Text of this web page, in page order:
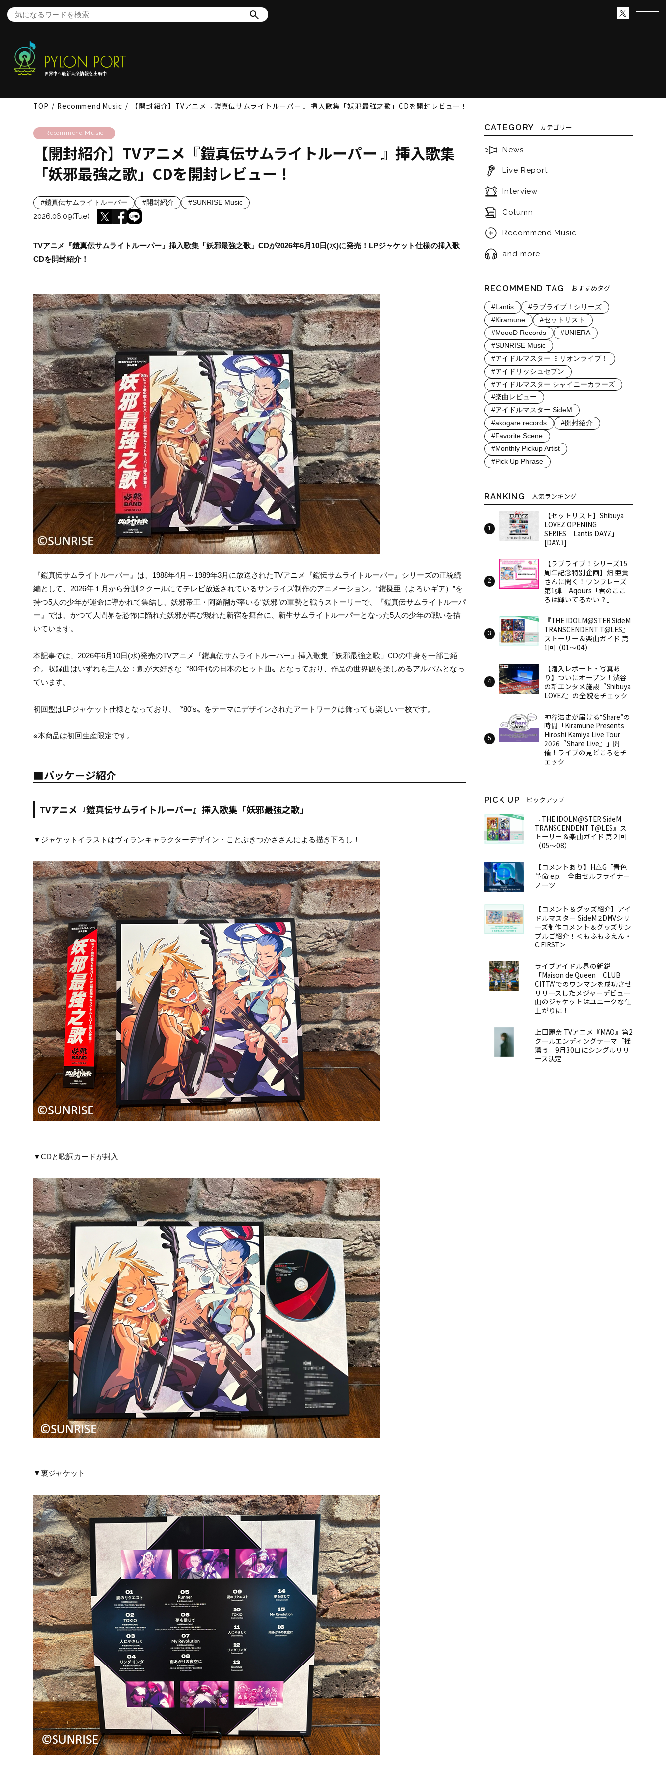
世界中へ最新音楽情報を出航中！
TOP Recommend Music 【開封紹介】TVアニメ『鎧真伝サムライトルーパー 』挿入歌集「妖邪最強之歌」CDを開封レビュー！
Recommend Music
【開封紹介】TVアニメ『鎧真伝サムライトルーパー 』挿入歌集
「妖邪最強之歌」CDを開封レビュー！
#鎧真伝サムライトルーパー #開封紹介 #SUNRISE Music
2026.06.09(Tue)
TVアニメ『鎧真伝サムライトルーパー』挿入歌集「妖邪最強之歌」CDが2026年6月10日(水)に発売！LPジャケット仕様の挿入歌
CDを開封紹介！
『鎧真伝サムライトルーパー』は、1988年4月～1989年3月に放送されたTVアニメ『鎧伝サムライトルーパー』シリーズの正統続
編として、2026年１月から分割２クールにてテレビ放送されているサンライズ制作のアニメーション。“鎧擬亜（よろいギア）”を
持つ5人の少年が運命に導かれて集結し、妖邪帝王・阿羅醐が率いる“妖邪”の軍勢と戦うストーリーで、『鎧真伝サムライトルーパ
ー』では、かつて人間界を恐怖に陥れた妖邪が再び現れた新宿を舞台に、新生サムライトルーパーとなった5人の少年の戦いを描
いています。
本記事では、2026年6月10日(水)発売のTVアニメ『鎧真伝サムライトルーパー』挿入歌集「妖邪最強之歌」CDの中身を一部ご紹
介。収録曲はいずれも主人公：凱が大好きな〝80年代の日本のヒット曲〟となっており、作品の世界観を楽しめるアルバムとなっ
ています。
初回盤はLPジャケット仕様となっており、〝80's〟をテーマにデザインされたアートワークは飾っても楽しい一枚です。
※本商品は初回生産限定です。
■パッケージ紹介
TVアニメ『鎧真伝サムライトルーパー』挿入歌集「妖邪最強之歌」
▼ジャケットイラストはヴィランキャラクターデザイン・ことぶきつかささんによる描き下ろし！
▼CDと歌詞カードが封入
▼裏ジャケット
CATEGORY カテゴリー
News
Live Report
Interview
Column
Recommend Music
and more
RECOMMEND TAG おすすめタグ
#Lantis
#ラブライブ！シリーズ
#Kiramune
#セットリスト
#MoooD Records
#UNIERA
#SUNRISE Music
#アイドルマスター ミリオンライブ！
#アイドリッシュセブン
#アイドルマスター シャイニーカラーズ
#楽曲レビュー
#アイドルマスター SideM
#akogare records
#開封紹介
#Favorite Scene
#Monthly Pickup Artist
#Pick Up Phrase
RANKING 人気ランキング
【セットリスト】Shibuya
LOVEZ OPENING
SERIES「Lantis DAYZ」
[DAY.1]
【ラブライブ！シリーズ15
周年記念特別企画】畑 亜貴
さんに聞く！ワンフレーズ
第1弾｜Aqours「君のここ
ろは輝いてるかい？」
『THE IDOLM@STER SideM
TRANSCENDENT T@LES』
ストーリー＆楽曲ガイド 第
1回（01～04）
【潜入レポート・写真あ
り】ついにオープン！渋谷
の新エンタメ施設『Shibuya
LOVEZ』の全貌をチェック
神谷浩史が届ける“Share”の
時間――「Kiramune Presents
Hiroshi Kamiya Live Tour
2026『Share Live』」開
催！ライブの見どころをチ
ェック
PICK UP ピックアップ
『THE IDOLM@STER SideM
TRANSCENDENT T@LES』ス
トーリー＆楽曲ガイド 第２回
（05～08）
【コメントあり】H△G「青色
革命 e.p.」全曲セルフライナー
ノーツ
【コメント＆グッズ紹介】アイ
ドルマスター SideM 2DMVシリ
ーズ制作コメント＆グッズサン
プルご紹介！＜もふもふえん・
C.FIRST＞
ライブアイドル界の新鋭
「Maison de Queen」CLUB
CITTA’でのワンマンを成功させ
リリースしたメジャーデビュー
曲のジャケットはユニークな仕
上がりに！
上田麗奈 TVアニメ『MAO』第2
クールエンディングテーマ「揺
蕩う」9月30日にシングルリリ
ース決定